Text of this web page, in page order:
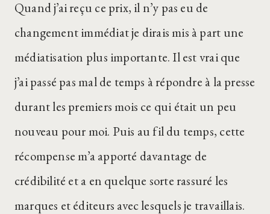
Quand j’ai reçu ce prix, il n’y pas eu de
changement immédiat je dirais mis à part une
médiatisation plus importante. Il est vrai que
j’ai passé pas mal de temps à répondre à la presse
durant les premiers mois ce qui était un peu
nouveau pour moi. Puis au fil du temps, cette
récompense m’a apporté davantage de
crédibilité et a en quelque sorte rassuré les
marques et éditeurs avec lesquels je travaillais.